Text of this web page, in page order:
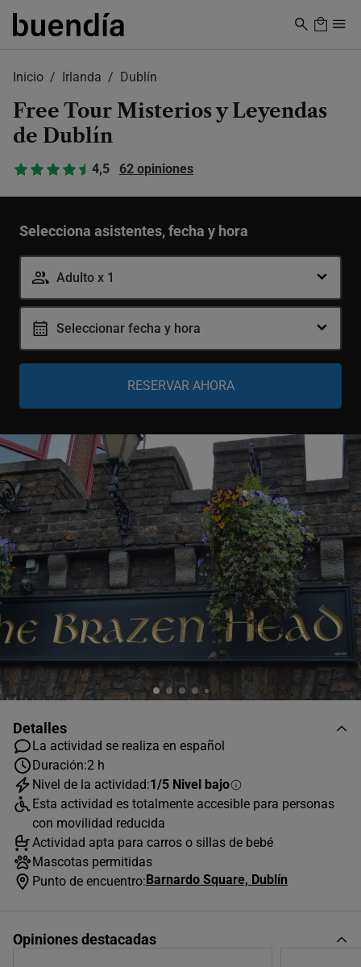
Skip
Inicio Irlanda Dublín
Free Tour Misterios y Leyendas
de Dublín
4,5 62 opiniones
Selecciona asistentes, fecha y hora
Adulto x 1
Adulto
12-99 años -
Seleccionar fecha y hora
AGOSTO 2026
L
M X J V S D
1
2
7 8
9
17
18 19 20
Detalles
La actividad se realiza en español
Duración:2 h
Nivel de la actividad:1/5 Nivel bajo
Esta actividad es totalmente accesible para personas
con movilidad reducida
Actividad apta para carros o sillas de bebé
Mascotas permitidas
Punto de encuentro:Barnardo Square, Dublín
Opiniones destacadas